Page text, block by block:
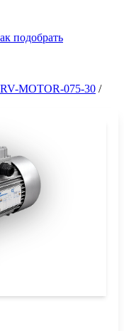
подобрать
MOTOR-075-30 /